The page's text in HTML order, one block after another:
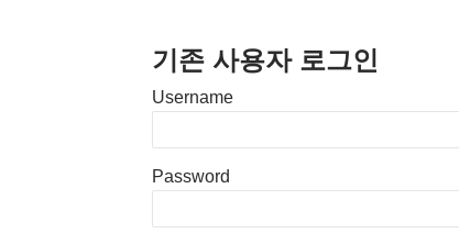
기존 사용자 로그인
Username
Password